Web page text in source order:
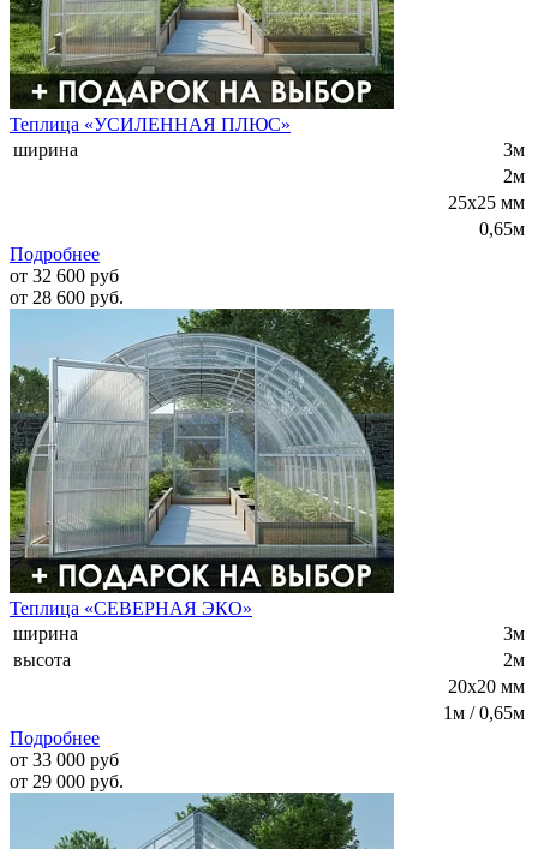
Теплица «УСИЛЕННАЯ ПЛЮС»
ширина
3м
2м
25x25 мм
0,65м
Подробнее
от 32 600 руб
от 28 600 руб.
Теплица «СЕВЕРНАЯ ЭКО»
ширина
3м
высота
2м
20х20 мм
1м / 0,65м
Подробнее
от 33 000 руб
от 29 000 руб.